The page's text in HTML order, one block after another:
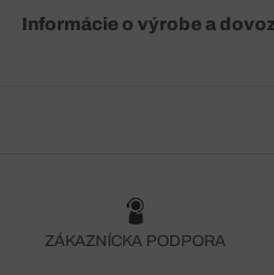
Informácie o výrobe a
ZÁKAZNÍCKA PODPORA